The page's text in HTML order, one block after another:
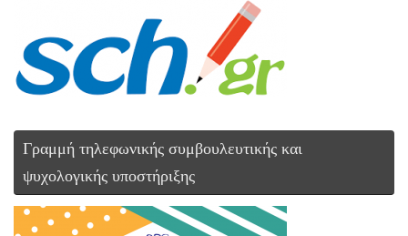
Γραμμή τηλεφωνικής συμβουλευτικής και
ψυχολογικής υποστήριξης